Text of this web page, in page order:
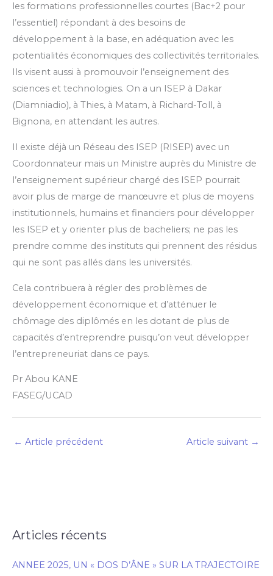
les formations professionnelles courtes (Bac+2 pour
l’essentiel) répondant à des besoins de
développement à la base, en adéquation avec les
potentialités économiques des collectivités territoriales.
Ils visent aussi à promouvoir l’enseignement des
sciences et technologies. On a un ISEP à Dakar
(Diamniadio), à Thies, à Matam, à Richard-Toll, à
Bignona, en attendant les autres.
Il existe déjà un Réseau des ISEP (RISEP) avec un
Coordonnateur mais un Ministre auprès du Ministre de
l’enseignement supérieur chargé des ISEP pourrait
avoir plus de marge de manœuvre et plus de moyens
institutionnels, humains et financiers pour développer
les ISEP et y orienter plus de bacheliers; ne pas les
prendre comme des instituts qui prennent des résidus
qui ne sont pas allés dans les universités.
Cela contribuera à régler des problèmes de
développement économique et d’atténuer le
chômage des diplômés en les dotant de plus de
capacités d’entreprendre puisqu’on veut développer
l’entrepreneuriat dans ce pays.
Pr Abou KANE
FASEG/UCAD
← Article précédent Article suivant →
Articles récents
ANNEE 2025, UN « DOS D’ÂNE » SUR LA TRAJECTOIRE
R
c